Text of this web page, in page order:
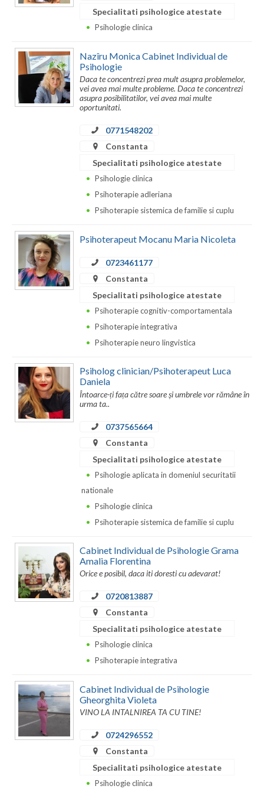
Specialitati psihologice atestate
Psihologie clinica
Nazîru Monica Cabinet Individual de
Psihologie
Daca te concentrezi prea mult asupra problemelor,
vei avea mai multe probleme. Daca te concentrezi
asupra posibilitatilor, vei avea mai multe
oportunitati.
0771548202
Constanta
Specialitati psihologice atestate
Psihologie clinica
Psihoterapie adleriana
Psihoterapie sistemica de familie si cuplu
Psihoterapeut Mocanu Maria Nicoleta
0723461177
Constanta
Specialitati psihologice atestate
Psihoterapie cognitiv-comportamentala
Psihoterapie integrativa
Psihoterapie neuro lingvistica
Psiholog clinician/Psihoterapeut Luca
Daniela
Întoarce-ți fața către soare și umbrele vor rămâne în
urma ta..
0737565664
Constanta
Specialitati psihologice atestate
Psihologie aplicata in domeniul securitatii
nationale
Psihologie clinica
Psihoterapie sistemica de familie si cuplu
Cabinet Individual de Psihologie Grama
Amalia Florentina
Orice e posibil, daca iti doresti cu adevarat!
0720813887
Constanta
Specialitati psihologice atestate
Psihologie clinica
Psihoterapie integrativa
Cabinet Individual de Psihologie
Gheorghita Violeta
VINO LA INTALNIREA TA CU TINE!
0724296552
Constanta
Specialitati psihologice atestate
Psihologie clinica